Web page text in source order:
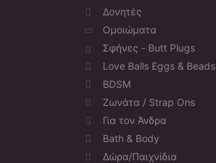
Δονητές
Ομοιώματα
Σφήνες - Butt Plugs
Love Balls Eggs & Beads
BDSM
Ζωνάτα / Strap Ons
Για τον Άνδρα
Bath & Body
Δώρα/Παιχνίδια